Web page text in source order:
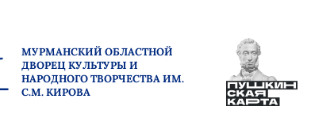
МУРМАНСКИЙ ОБЛАСТНОЙ
ДВОРЕЦ КУЛЬТУРЫ И
НАРОДНОГО ТВОРЧЕСТВА ИМ.
С.М. КИРОВА